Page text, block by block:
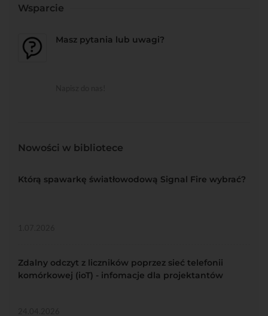
Wsparcie
Masz pytania lub uwagi?
Nowości w bibliotece
Którą spawarkę światłowodową Signal Fire wybrać?
Zdalny odczyt z liczników poprzez sieć telefonii
komórkowej (ioT) - infomacje dla projektantów